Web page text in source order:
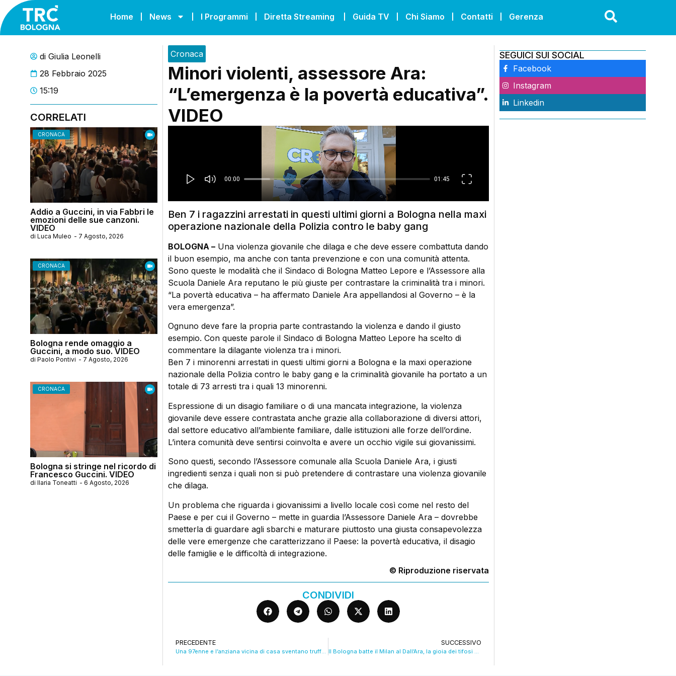
Home News I Programmi Diretta Streaming Guida TV Chi Siamo Contatti Gerenza
di Giulia Leonelli
28 Febbraio 2025
15:19
CORRELATI
CRONACA
Addio a Guccini, in via Fabbri le
emozioni delle sue canzoni.
VIDEO
di Luca Muleo - 7 Agosto, 2026
CRONACA
Bologna rende omaggio a
Guccini, a modo suo. VIDEO
di Paolo Pontivi - 7 Agosto, 2026
CRONACA
Bologna si stringe nel ricordo di
Francesco Guccini. VIDEO
di Ilaria Toneatti - 6 Agosto, 2026
Cronaca
Minori violenti, assessore Ara:
“L’emergenza è la povertà educativa”.
VIDEO
Ben 7 i ragazzini arrestati in questi ultimi giorni a Bologna nella maxi
operazione nazionale della Polizia contro le baby gang
BOLOGNA –Una violenza giovanile che dilaga e che deve essere combattuta dando
il buon esempio, ma anche con tanta prevenzione e con una comunità attenta.
Sono queste le modalità che il Sindaco di Bologna Matteo Lepore e l’Assessore alla
Scuola Daniele Ara reputano le più giuste per contrastare la criminalità tra i minori.
“La povertà educativa – ha affermato Daniele Ara appellandosi al Governo – è la
vera emergenza”.
Ognuno deve fare la propria parte contrastando la violenza e dando il giusto
esempio. Con queste parole il Sindaco di Bologna Matteo Lepore ha scelto di
commentare la dilagante violenza tra i minori.
Ben 7 i minorenni arrestati in questi ultimi giorni a Bologna e la maxi operazione
nazionale della Polizia contro le baby gang e la criminalità giovanile ha portato a un
totale di 73 arresti tra i quali 13 minorenni.
Espressione di un disagio familiare o di una mancata integrazione, la violenza
giovanile deve essere contrastata anche grazie alla collaborazione di diversi attori,
dal settore educativo all’ambiente familiare, dalle istituzioni alle forze dell’ordine.
L’intera comunità deve sentirsi coinvolta e avere un occhio vigile sui giovanissimi.
Sono questi, secondo l’Assessore comunale alla Scuola Daniele Ara, i giusti
ingredienti senza i quali non si può pretendere di contrastare una violenza giovanile
che dilaga.
Un problema che riguarda i giovanissimi a livello locale così come nel resto del
Paese e per cui il Governo – mette in guardia l’Assessore Daniele Ara – dovrebbe
smetterla di guardare agli sbarchi e maturare piuttosto una giusta consapevolezza
delle vere emergenze che caratterizzano il Paese: la povertà educativa, il disagio
delle famiglie e le difficoltà di integrazione.
© Riproduzione riservata
CONDIVIDI
PRECEDENTE
Una 97enne e l’anziana vicina di casa sventano truffa del finto carabiniere
SUCCESSIVO
Il Bologna batte il Milan al Dall’Ara, la gioia dei tifosi nelle INTERVISTE
SEGUICI SUI SOCIAL
Facebook
Instagram
Linkedin